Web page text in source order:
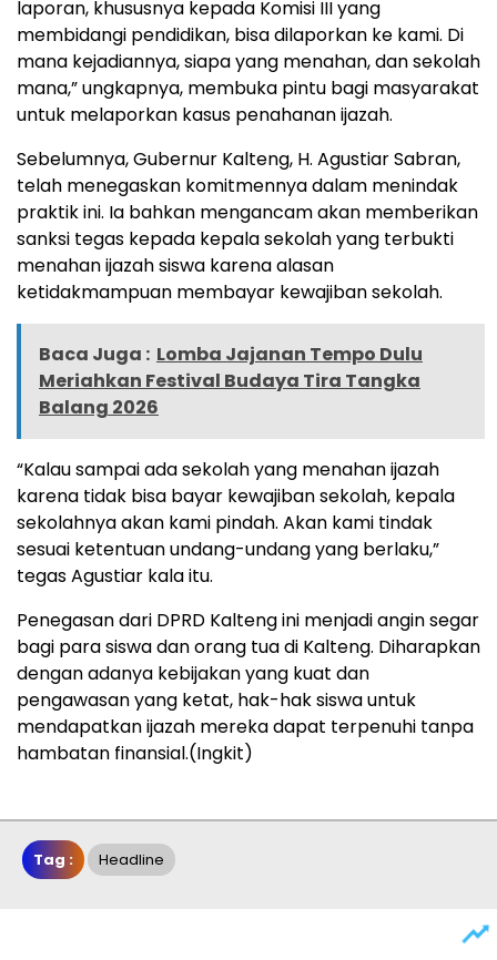
laporan, khususnya kepada Komisi III yang
membidangi pendidikan, bisa dilaporkan ke kami. Di
mana kejadiannya, siapa yang menahan, dan sekolah
mana,” ungkapnya, membuka pintu bagi masyarakat
untuk melaporkan kasus penahanan ijazah.
Sebelumnya, Gubernur Kalteng, H. Agustiar Sabran,
telah menegaskan komitmennya dalam menindak
praktik ini. Ia bahkan mengancam akan memberikan
sanksi tegas kepada kepala sekolah yang terbukti
menahan ijazah siswa karena alasan
ketidakmampuan membayar kewajiban sekolah.
Baca Juga : Lomba Jajanan Tempo Dulu
Meriahkan Festival Budaya Tira Tangka
Balang 2026
“Kalau sampai ada sekolah yang menahan ijazah
karena tidak bisa bayar kewajiban sekolah, kepala
sekolahnya akan kami pindah. Akan kami tindak
sesuai ketentuan undang-undang yang berlaku,”
tegas Agustiar kala itu.
Penegasan dari DPRD Kalteng ini menjadi angin segar
bagi para siswa dan orang tua di Kalteng. Diharapkan
dengan adanya kebijakan yang kuat dan
pengawasan yang ketat, hak-hak siswa untuk
mendapatkan ijazah mereka dapat terpenuhi tanpa
hambatan finansial.(Ingkit)
Tag : Headline